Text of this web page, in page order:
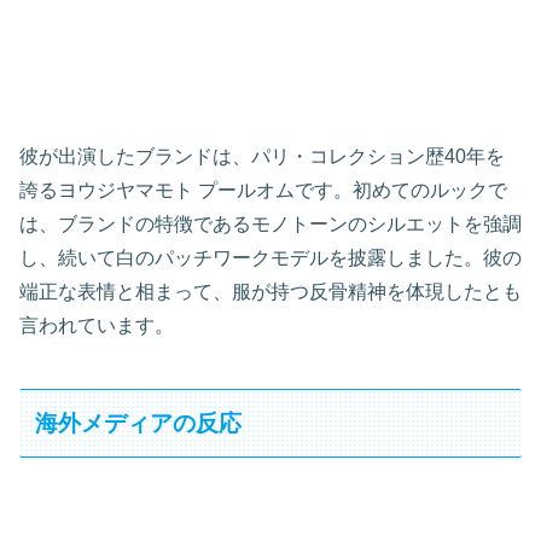
彼が出演したブランドは、パリ・コレクション歴40年を
誇るヨウジヤマモト プールオムです。初めてのルックで
は、ブランドの特徴であるモノトーンのシルエットを強調
し、続いて白のパッチワークモデルを披露しました。彼の
端正な表情と相まって、服が持つ反骨精神を体現したとも
言われています。
海外メディアの反応